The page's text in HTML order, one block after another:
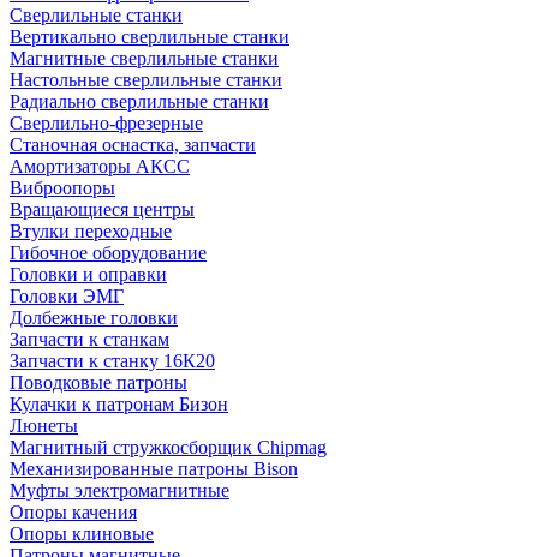
Сверлильные станки
Вертикально сверлильные станки
Магнитные сверлильные станки
Настольные сверлильные станки
Радиально сверлильные станки
Сверлильно-фрезерные
Станочная оснастка, запчасти
Амортизаторы АКСС
Виброопоры
Вращающиеся центры
Втулки переходные
Гибочное оборудование
Головки и оправки
Головки ЭМГ
Долбежные головки
Запчасти к станкам
Запчасти к станку 16К20
Поводковые патроны
Кулачки к патронам Бизон
Люнеты
Магнитный стружкосборщик Chipmag
Механизированные патроны Bison
Муфты электромагнитные
Опоры качения
Опоры клиновые